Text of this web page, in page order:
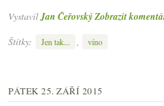
VystavilJan ČeřovskýZobrazit
Štítky:
Jen tak... , víno
PÁTEK 25. ZÁŘÍ 2015